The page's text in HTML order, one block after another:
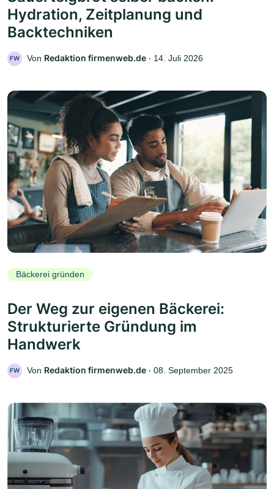
Hydration, Zeitplanung und
Backtechniken
FW Von Redaktion firmenweb.de ‧ 14. Juli 2026
Bäckerei gründen
Der Weg zur eigenen Bäckerei:
Strukturierte Gründung im
Handwerk
FW Von Redaktion firmenweb.de ‧ 08. September 2025